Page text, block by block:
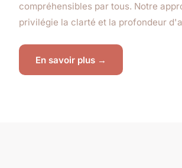
compréhensibles par tous. Notre
privilégie la clarté et la profondeur
En savoir plus →